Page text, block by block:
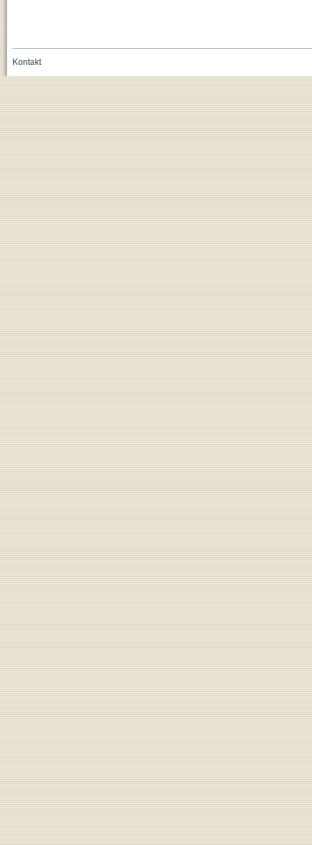
Kontakt